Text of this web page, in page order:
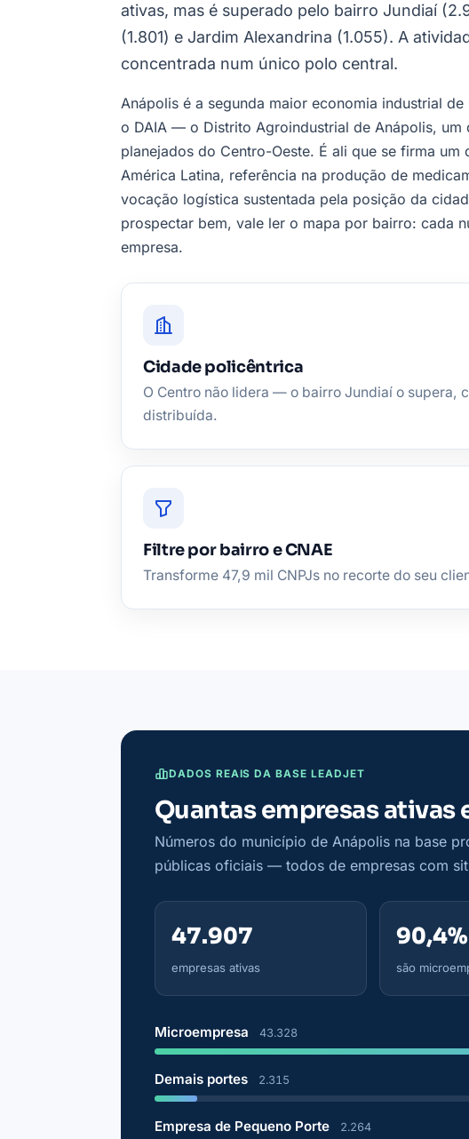
ativas, mas é superado pelo bairro Jundiaí
(1.801) e Jardim Alexandrina (1.055). A
concentrada num único polo central.
Anápolis é a segunda maior economia industrial
o DAIA — o Distrito Agroindustrial de Anápolis, um
planejados do Centro-Oeste. É ali que se firma
América Latina, referência na produção de
vocação logística sustentada pela posição da
prospectar bem, vale ler o mapa por bairro: cada
empresa.
Cidade policêntrica
O Centro não lidera — o bairro Jundiaí o supera,
distribuída.
Filtre por bairro e CNAE
Transforme 47,9 mil CNPJs no recorte do seu
DADOS REAIS DA BASE LEADJET
Quantas empresas
Números do município de Anápolis na base
públicas oficiais — todos de empresas com
47.907
empresas ativas
90,4%
são
Microempresa 43.328
Demais portes 2.315
Empresa de Pequeno Porte 2.264